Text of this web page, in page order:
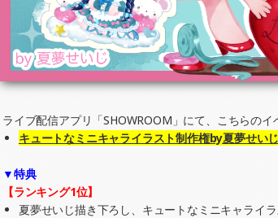
2025/06/26
SHOWROOMでイベント開催（缶バッチ＆ステッカー
»もっと見る
2025/06/22
SHOWROOMでの開催イベント結果（缶バッチ＆ステ
»もっと見る
SHOWROOMでイベント開催（ホログラムステッカー
»もっと見る
ライブ配信アプリ「SHOWROOM」にて、こちらのイ
キュートなミニキャライラスト制作権by夏夢せい
▼特典
【ランキング1位】
夏夢せいじ描き下ろし、キュートなミニキャライラ